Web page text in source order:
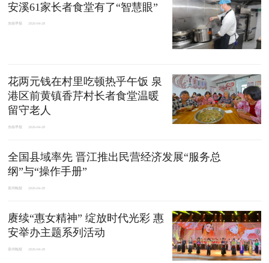
安溪61家长者食堂有了“智慧眼”
东南早报 2026-04-28
花两元钱在村里吃顿热乎午饭 泉
港区前黄镇香芹村长者食堂温暖
留守老人
东南早报 2026-04-28
全国县域率先 晋江推出民营经济发展“服务总
纲”与“操作手册”
泉州晚报 2026-04-28
赓续“惠女精神” 绽放时代光彩 惠
安举办主题系列活动
泉州晚报 2026-04-28